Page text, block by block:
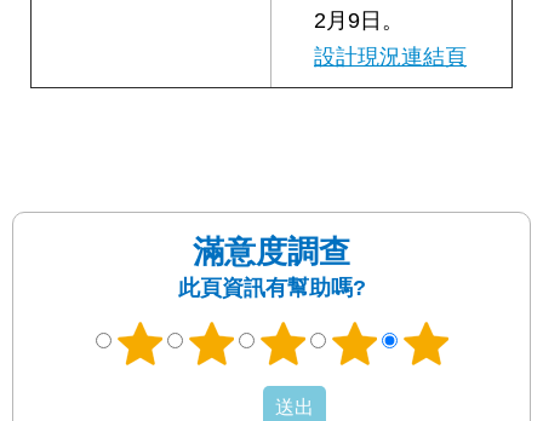
2月9日。
設計現況連結頁
滿意度調查
此頁資訊有幫助嗎?